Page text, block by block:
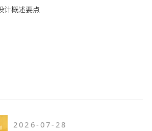
计概述要点
2026-07-28